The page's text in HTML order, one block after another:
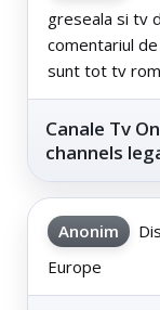
greseala si tv
comentariul
sunt tot tv
Canale Tv
channels
Anonim
Europe